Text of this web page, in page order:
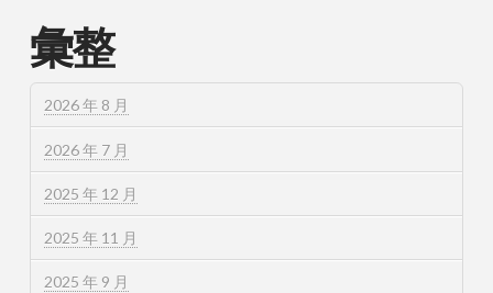
彙整
2026 年 8 月
2026 年 7 月
2025 年 12 月
2025 年 11 月
2025 年 9 月